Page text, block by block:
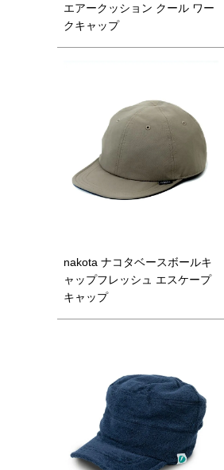
エアークッション クール ワー
クキャップ
nakota ナコタベースボールキ
ャップフレッシュ エスケープ
キャップ